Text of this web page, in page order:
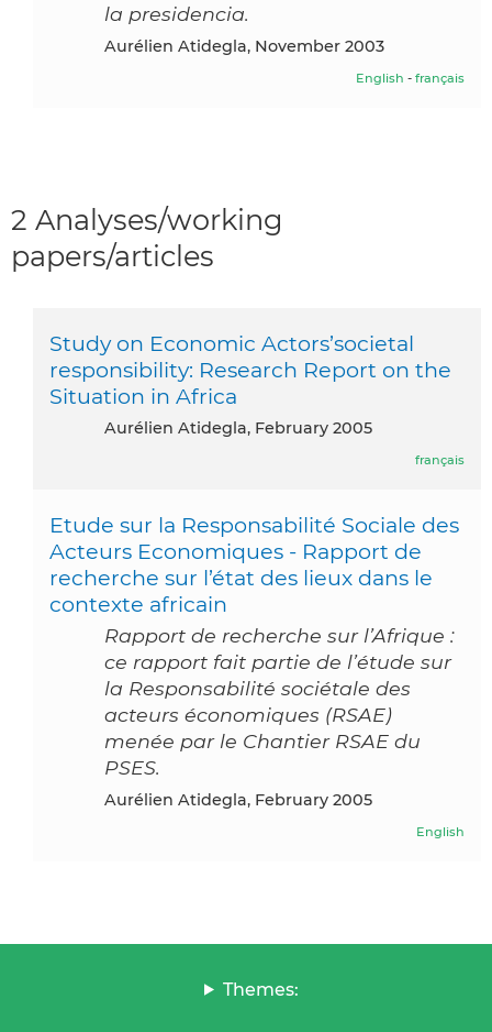
la presidencia.
Aurélien Atidegla, November 2003
English - français
2 Analyses/working
papers/articles
Study on Economic Actors’societal
responsibility: Research Report on the
Situation in Africa
Aurélien Atidegla, February 2005
français
Etude sur la Responsabilité Sociale des
Acteurs Economiques - Rapport de
recherche sur l’état des lieux dans le
contexte africain
Rapport de recherche sur l’Afrique :
ce rapport fait partie de l’étude sur
la Responsabilité sociétale des
acteurs économiques (RSAE)
menée par le Chantier RSAE du
PSES.
Aurélien Atidegla, February 2005
English
Themes: